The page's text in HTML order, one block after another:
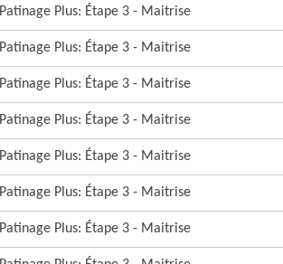
Patinage Plus: Étape 3 - Maitrise
Patinage Plus: Étape 3 - Maitrise
Patinage Plus: Étape 3 - Maitrise
Patinage Plus: Étape 3 - Maitrise
Patinage Plus: Étape 3 - Maitrise
Patinage Plus: Étape 3 - Maitrise
Patinage Plus: Étape 3 - Maitrise